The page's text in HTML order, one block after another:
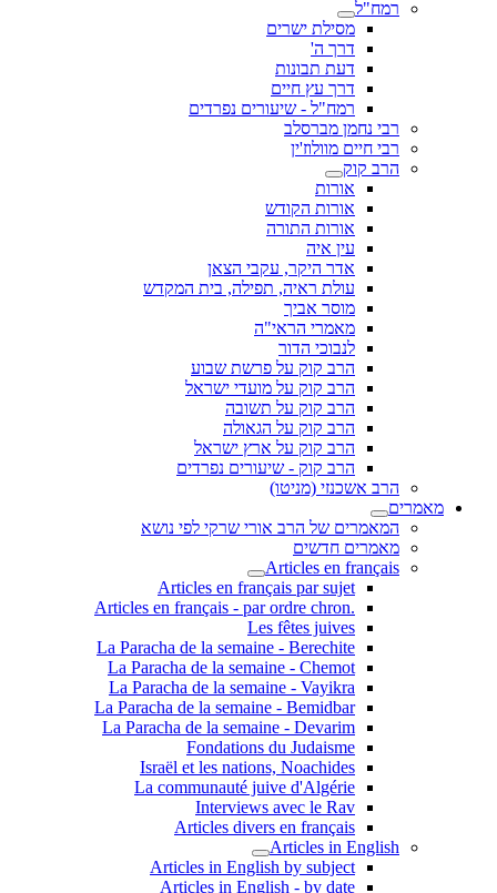
רמח"ל
מסילת ישרים
דרך ה'
דעת תבונות
דרך עץ חיים
רמח"ל - שיעורים נפרדים
רבי נחמן מברסלב
רבי חיים מוולוז'ין
הרב קוק
אורות
אורות הקודש
אורות התורה
עין איה
אדר היקר, עקבי הצאן
עולת ראיה, תפילה, בית המקדש
מוסר אביך
מאמרי הראי"ה
לנבוכי הדור
הרב קוק על פרשת שבוע
הרב קוק על מועדי ישראל
הרב קוק על תשובה
הרב קוק על הגאולה
הרב קוק על ארץ ישראל
הרב קוק - שיעורים נפרדים
הרב אשכנזי (מניטו)
מאמרים
המאמרים של הרב אורי שרקי לפי נושא
מאמרים חדשים
Articles en français
Articles en français par sujet
.Articles en français - par ordre chron
Les fêtes juives
La Paracha de la semaine - Berechite
La Paracha de la semaine - Chemot
La Paracha de la semaine - Vayikra
La Paracha de la semaine - Bemidbar
La Paracha de la semaine - Devarim
Fondations du Judaisme
Israël et les nations, Noachides
La communauté juive d'Algérie
Interviews avec le Rav
Articles divers en français
Articles in English
Articles in English by subject
Articles in English - by date